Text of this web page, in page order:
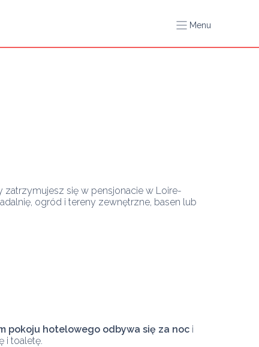
Menu
się w pensjonacie w Loire-
ogród i tereny zewnętrzne, basen lub
pokoju hotelowego odbywa się za noc i
i toaletę.